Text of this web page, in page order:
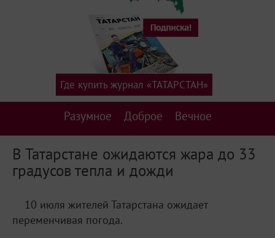
Разумное Доброе Вечное
Где купить журнал «ТАТАРСТАН»
В Татарстане ожидаются жара до 33
градусов тепла и дожди
10 июля жителей Татарстана ожидает
переменчивая погода.